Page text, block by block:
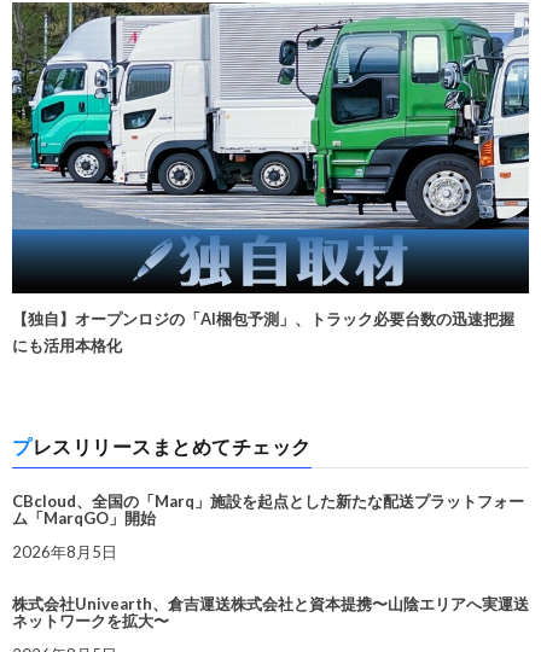
【独自】オープンロジの「AI梱包予測」、トラック必要台数の迅速把握
にも活用本格化
プレスリリースまとめてチェック
CBcloud、全国の「Marq」施設を起点とした新たな配送プラットフォー
ム「MarqGO」開始
2026年8月5日
株式会社Univearth、倉吉運送株式会社と資本提携〜山陰エリアへ実運送
ネットワークを拡大〜